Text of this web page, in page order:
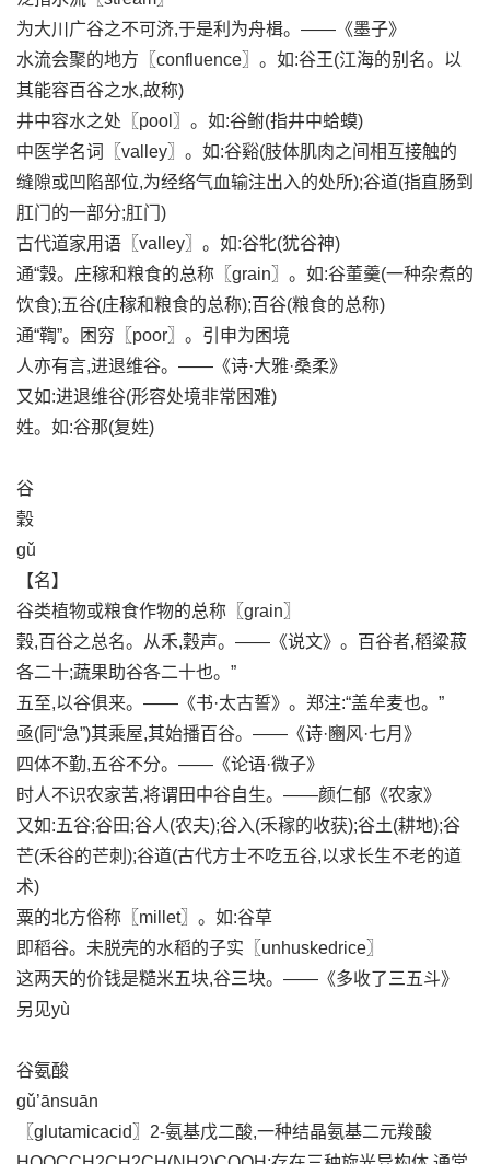
为大川广谷之不可济,于是利为舟楫。——《墨子》
水流会聚的地方〖confluence〗。如:谷王(江海的别名。以
其能容百谷之水,故称)
井中容水之处〖pool〗。如:谷鲋(指井中蛤蟆)
中医学名词〖valley〗。如:谷谿(肢体肌肉之间相互接触的
缝隙或凹陷部位,为经络气血输注出入的处所);谷道(指直肠到
肛门的一部分;肛门)
古代道家用语〖valley〗。如:谷牝(犹谷神)
通“穀。庄稼和粮食的总称〖grain〗。如:谷董羹(一种杂煮的
饮食);五谷(庄稼和粮食的总称);百谷(粮食的总称)
通“鞫”。困穷〖poor〗。引申为困境
人亦有言,进退维谷。——《诗·大雅·桑柔》
又如:进退维谷(形容处境非常困难)
姓。如:谷那(复姓)
谷
穀
gǔ
【名】
谷类植物或粮食作物的总称〖grain〗
穀,百谷之总名。从禾,穀声。——《说文》。百谷者,稻粱菽
各二十;蔬果助谷各二十也。”
五至,以谷俱来。——《书·太古誓》。郑注:“盖牟麦也。”
亟(同“急”)其乘屋,其始播百谷。——《诗·豳风·七月》
四体不勤,五谷不分。——《论语·微子》
时人不识农家苦,将谓田中谷自生。——颜仁郁《农家》
又如:五谷;谷田;谷人(农夫);谷入(禾稼的收获);谷土(耕地);谷
芒(禾谷的芒刺);谷道(古代方士不吃五谷,以求长生不老的道
术)
粟的北方俗称〖millet〗。如:谷草
即稻谷。未脱壳的水稻的子实〖unhuskedrice〗
这两天的价钱是糙米五块,谷三块。——《多收了三五斗》
另见yù
谷氨酸
gǔ’ānsuān
〖glutamicacid〗2-氨基戊二酸,一种结晶氨基二元羧酸